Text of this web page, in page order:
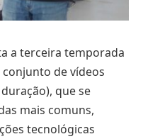
a terceira temporada
conjunto de vídeos
que se
mais comuns,
tecnológicas